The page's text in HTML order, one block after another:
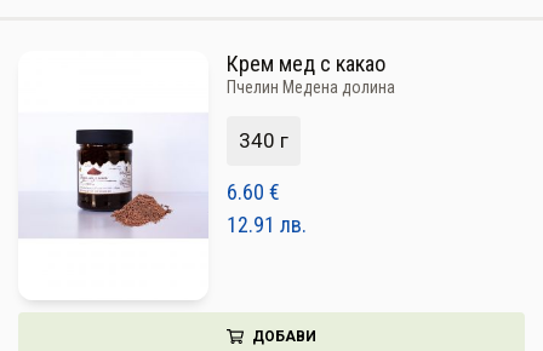
Крем мед с какао
Пчелин Медена долина
340 г
6.60 €
12.91 лв.
ДОБАВИ